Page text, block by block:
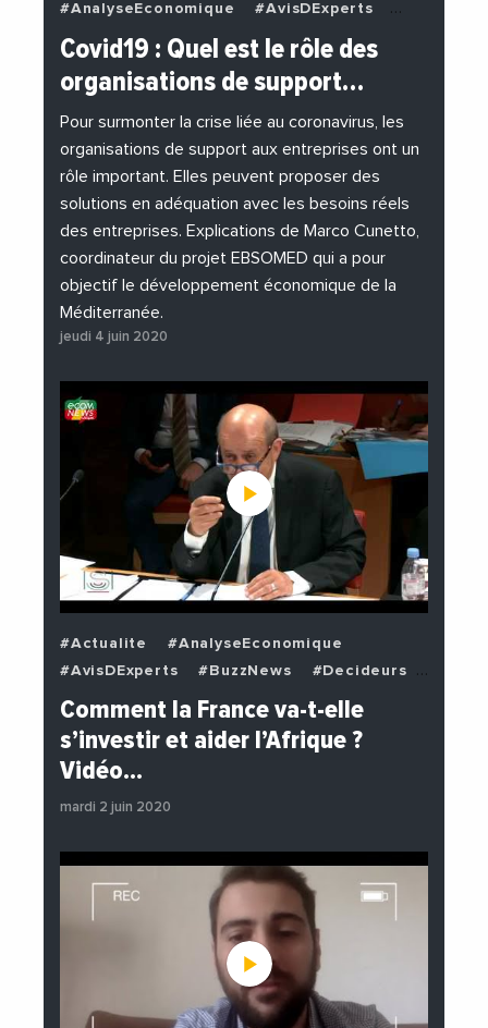
#AnalyseEconomique
#AvisDExperts
#BuzzNews
#Decideurs
#EchangesMediterraneens
#EnDirectDe
#Entreprises
#Institutions
#PhotosEtVideos
Covid19 : Quel est le rôle des
organisations de support…
Pour surmonter la crise liée au coronavirus, les
organisations de support aux entreprises ont un
rôle important. Elles peuvent proposer des
solutions en adéquation avec les besoins réels
des entreprises. Explications de Marco Cunetto,
coordinateur du projet EBSOMED qui a pour
objectif le développement économique de la
Méditerranée.
jeudi 4 juin 2020
#Actualite
#AnalyseEconomique
#AvisDExperts
#BuzzNews
#Decideurs
#EchangesMediterraneens
#Economie
#PhotosEtVideos
#Politique
Comment la France va-t-elle
s’investir et aider l’Afrique ?
Vidéo…
mardi 2 juin 2020